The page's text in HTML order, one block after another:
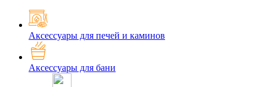
Аксессуары для печей и каминов
Аксессуары для бани